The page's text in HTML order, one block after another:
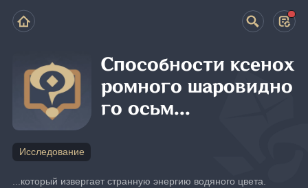
Способности ксенох
ромного шаровидно
го осьм...
Исследование